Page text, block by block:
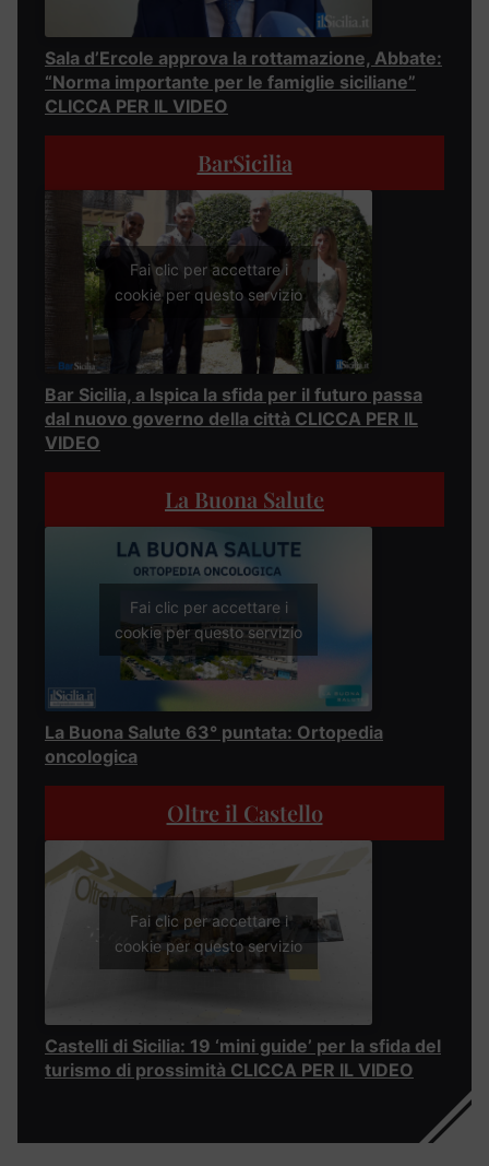
Sala d’Ercole approva la rottamazione, Abbate:
“Norma importante per le famiglie siciliane”
CLICCA PER IL VIDEO
BarSicilia
Fai clic per accettare i
cookie per questo servizio
Bar Sicilia, a Ispica la sfida per il futuro passa
dal nuovo governo della città CLICCA PER IL
VIDEO
La Buona Salute
Fai clic per accettare i
cookie per questo servizio
La Buona Salute 63° puntata: Ortopedia
oncologica
Oltre il Castello
Fai clic per accettare i
cookie per questo servizio
Castelli di Sicilia: 19 ‘mini guide’ per la sfida del
turismo di prossimità CLICCA PER IL VIDEO